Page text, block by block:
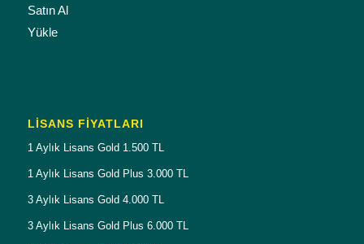
Satın Al
Yükle
LISANS FIYATLARI
1 Aylık Lisans Gold 1.500 TL
1 Aylık Lisans Gold Plus 3.000 TL
3 Aylık Lisans Gold 4.000 TL
3 Aylık Lisans Gold Plus 6.000 TL